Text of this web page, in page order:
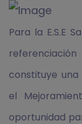
Para la E.S.E
constituye
el
oportunidad